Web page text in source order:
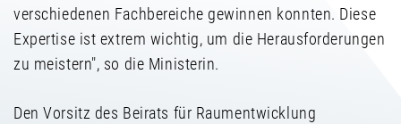
verschiedenen Fachbereiche gewinnen konnten. Diese
Expertise ist extrem wichtig, um die Herausforderungen
zu meistern", so die Ministerin.
Den Vorsitz des Beirats für Raumentwicklung